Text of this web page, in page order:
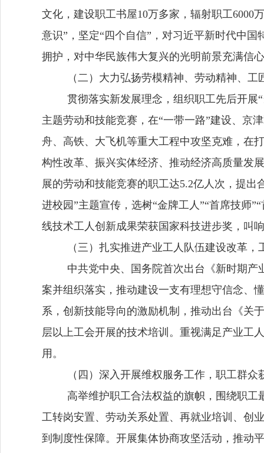
文化，建设职工书屋10万多家，辐射职工6000
意识”，坚定“四个自信” ，对习近平新时代中
拥护， 对中华民族伟大复兴的光明前景充满信
（二）大力弘扬劳模精神、劳动精神、
贯彻落实新发展理念，组织职工先后开展
主题劳动和技能竞赛，在“一带一路”建设、京
舟、高铁、大飞机等重大工程中攻坚克难，在
构性改革、振兴实体经济、推动经济高质量发
展的劳动和技能竞赛的职工达5.2亿人次，提出
进校园”主题宣传，选树“金牌工人”“首席技师
线技术工人创新成果荣获国家科技进步奖，叫
（三）扎实推进产业工人队伍建设改革
中共党中央、国务院首次出台《新时期
案并组织落实，推动建设一支有理想守信念、
系，创新技能导向的激励机制，推动出台《关
层以上工会开展的技术培训。重视满足产业工
用。
（四）深入开展维权服务工作，职工群
高举维护职工合法权益的旗帜，围绕职
工转岗安置、劳动关系处置、再就业培训、创
到制度性保障。开展集体协商攻坚活动，推动